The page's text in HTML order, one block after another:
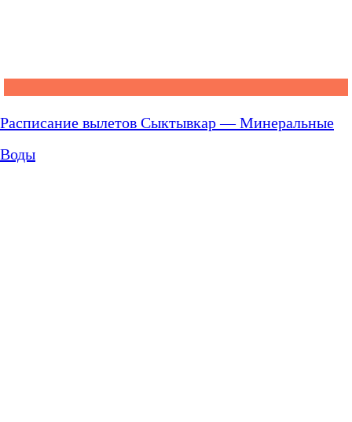
Расписание вылетов Сыктывкар — Минеральные
Воды